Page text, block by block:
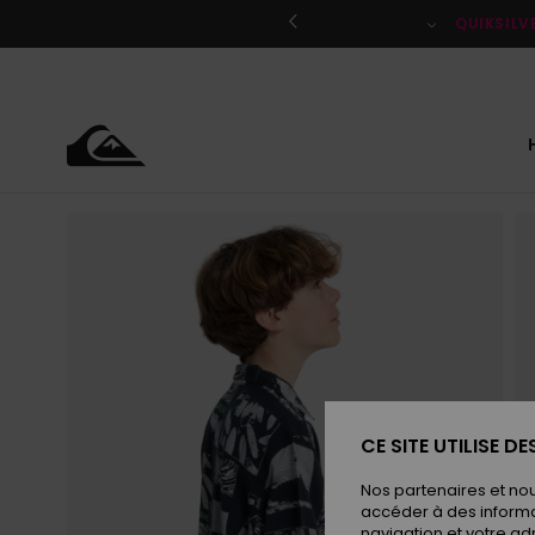
le
CE SITE UTILISE
Nos partenaires et
accéder à des